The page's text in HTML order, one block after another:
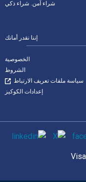
شراء آمن. شراء ذكي
إننا نقدر أمانك
الخصوصية
الشروط
سياسة ملفات تعريف الارتباط
إعدادات الكوكيز